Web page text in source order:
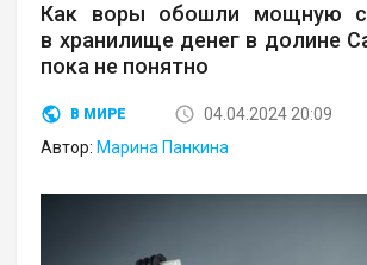
Как воры обошли мощную
в хранилище денег в долине
пока не понятно
В МИРЕ
04.04.2024 20:09
Автор: Марина Панкина